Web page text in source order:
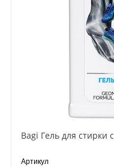
Артикул